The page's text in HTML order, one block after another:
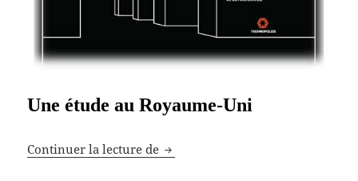
Une étude au Royaume-Uni
Continuer la lecture de Écrans et vocabulaire